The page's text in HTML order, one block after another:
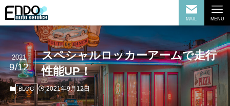
MAIL MENU
スペシャルロッカーアームで走行
性能UP！
2021
9/12
BLOG 2021年9月12日